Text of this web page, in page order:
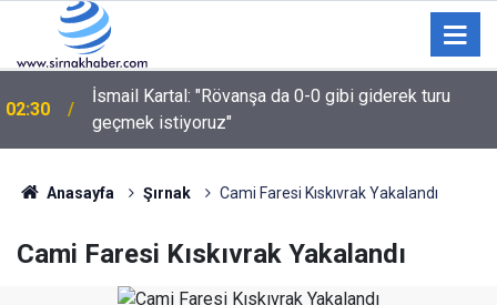
00:58
UEFA Şampiyonlar Liginde Fenerbahçe, Sturm Graz’ı
2-0 yendi
Anasayfa Şırnak Cami Faresi Kıskıvrak Yakalandı
Cami Faresi Kıskıvrak Yakalandı